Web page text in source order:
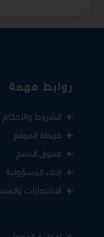
روابط مهمة
الشروط والأحكام
خريطة الموقع
حقوق النسخ
إخلاء المسؤولية
الاختصارات والمسرد